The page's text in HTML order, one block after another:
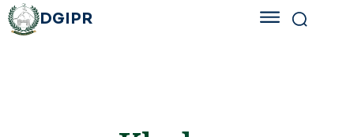
DGIPR